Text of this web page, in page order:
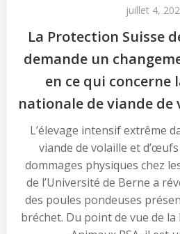
juillet 4,
La Protection Suisse
demande un
en ce qui
nationale de viande de
L’élevage intensif extrême
viande de volaille et
dommages physiques chez
de l’Université de Berne a
des poules pondeuses
bréchet. Du point de vue de